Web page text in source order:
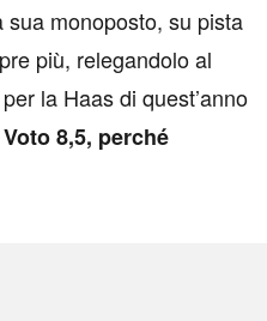
monoposto, su pista
più, relegandolo al
la Haas di quest’anno
Voto 8,5, perché